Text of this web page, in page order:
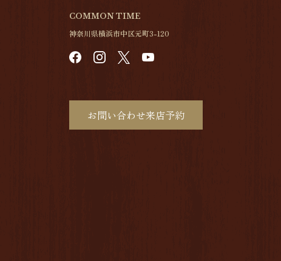
COMMON TIME
神奈川県横浜市中区元町3-120
お問い合わせ来店予約